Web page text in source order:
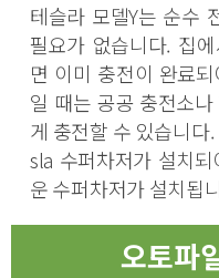
테슬라 모델Y는 순수
필요가 없습니다. 집
면 이미 충전이 완료
일 때는 공공 충전소
게 충전할 수 있습니
sla 수퍼차저가 설치
운 수퍼차저가 설치됩
오토파